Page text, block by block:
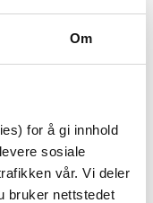
Om
for å gi innhold
sosiale
vår. Vi deler
bruker nettstedet
179,90